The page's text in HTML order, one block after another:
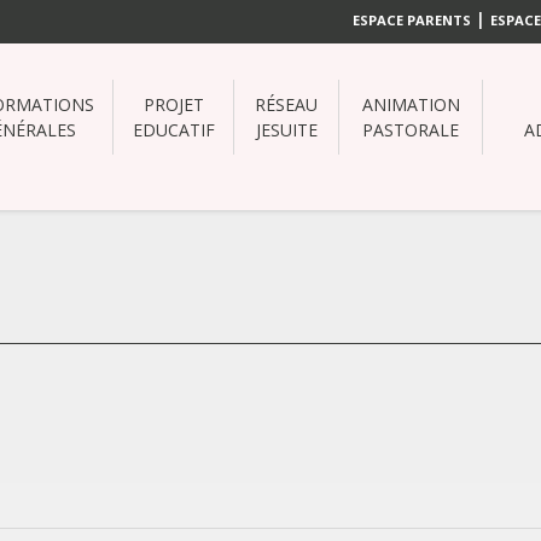
ESPACE PARENTS |
PROJET
EDUCATIF
RÉSEAU
JESUITE
ANIMATION
PASTORALE